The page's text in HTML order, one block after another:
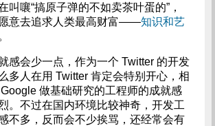
叫嚷“搞原子弹的不如卖茶叶蛋的”，
意去追求人类最高财富——知识和艺
感会少一点，作为一个 Twitter 的开发
多人在用 Twitter 肯定会特别开心，相
做基础研究的工程师的成就感
。不过在国内环境比较神奇，开发工
不多，反而会不少挨骂，还经常会有